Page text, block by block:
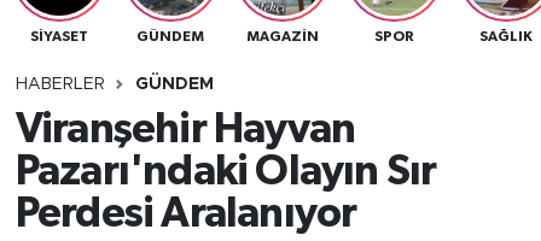
SİYASET GÜNDEM MAGAZİN SPOR SAĞLIK
HABERLER GÜNDEM
Viranşehir Hayvan
Pazarı'ndaki Olayın Sır
Perdesi Aralanıyor
SPOR
SAĞLIK
TEKNOLOJİ
Trafik Durumu
Süper Lig Puan Durumu ve Fikstür
Tüm Manşetler
Son Dakika Haberleri